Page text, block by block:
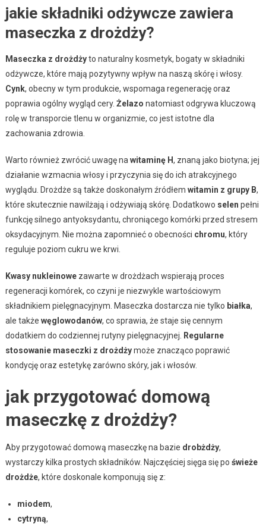
jakie składniki odżywcze zawiera
maseczka z drożdży?
Maseczka z drożdżyto naturalny kosmetyk, bogaty w składniki
odżywcze, które mają pozytywny wpływ na naszą skórę i włosy.
Cynk, obecny w tym produkcie, wspomaga regenerację oraz
poprawia ogólny wygląd cery. Żelazo natomiast odgrywa kluczową
rolę w transporcie tlenu w organizmie, co jest istotne dla
zachowania zdrowia.
Warto również zwrócić uwagę na witaminę H, znaną jako biotyna; jej
działanie wzmacnia włosy i przyczynia się do ich atrakcyjnego
wyglądu. Drożdże są także doskonałym źródłem witamin z grupy B,
które skutecznie nawilżają i odżywiają skórę. Dodatkowo selen pełni
funkcję silnego antyoksydantu, chroniącego komórki przed stresem
oksydacyjnym. Nie można zapomnieć o obecności chromu, który
reguluje poziom cukru we krwi.
Kwasy nukleinowezawarte w drożdżach wspierają proces
regeneracji komórek, co czyni je niezwykle wartościowym
składnikiem pielęgnacyjnym. Maseczka dostarcza nie tylko białka,
ale także węglowodanów, co sprawia, że staje się cennym
dodatkiem do codziennej rutyny pielęgnacyjnej.
Regularne
stosowanie maseczki z drożdżymoże znacząco poprawić
kondycję oraz estetykę zarówno skóry, jak i włosów.
jak przygotować domową
maseczkę z drożdży?
Aby przygotować domową maseczkę na bazie drobżdży,
wystarczy kilka prostych składników. Najczęściej sięga się po świeże
drożdże, które doskonale komponują się z:
miodem,
cytryną,